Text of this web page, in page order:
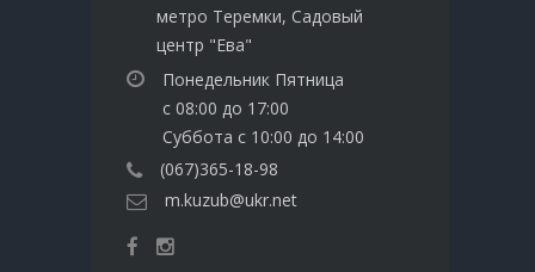
метро Теремки, Садовый
центр "Ева"
Понедельник Пятница
с 08:00 до 17:00
Суббота с 10:00 до 14:00
(067)365-18-98
m.kuzub@ukr.net